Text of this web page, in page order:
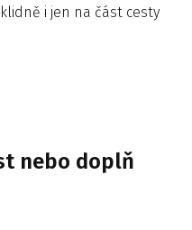
i jen na část cesty
nebo doplň